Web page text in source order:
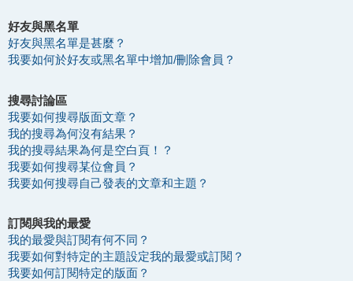
好友與黑名單
好友與黑名單是甚麼？
我要如何於好友或黑名單中增加/刪除會員？
搜尋討論區
我要如何搜尋版面文章？
我的搜尋為何沒有結果？
我的搜尋結果為何是空白頁！？
我要如何搜尋某位會員？
我要如何搜尋自己發表的文章和主題？
訂閱與我的最愛
我的最愛與訂閱有何不同？
我要如何對特定的主題設定我的最愛或訂閱？
我要如何訂閱特定的版面？